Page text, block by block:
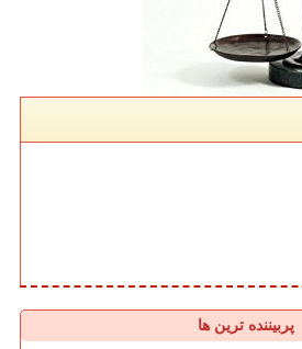
پربیننده ترین ها